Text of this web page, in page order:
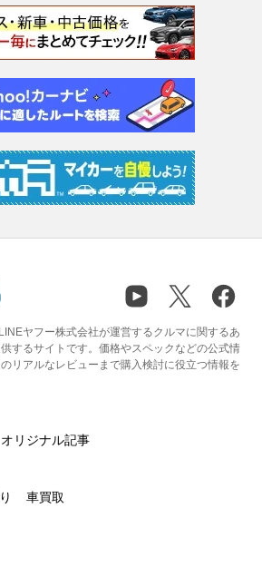
ヤフー株式会社が運営するクルマに関するあ
するサイトです。価格やスペックなどの公式情
リアルなレビューまで購入検討に役立つ情報を
オリジナル記事
車買取